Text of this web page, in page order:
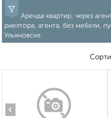
Аренда квартир, через
риелтора, агента, без мебели,
Ульяновске
‹